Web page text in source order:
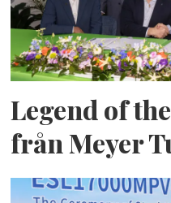
Legend of
från Meyer